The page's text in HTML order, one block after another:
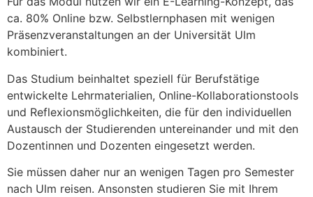
ca. 80% Online bzw. Selbstlernphasen mit wenigen
Präsenzveranstaltungen an der Universität Ulm
kombiniert.
Das Studium beinhaltet speziell für Berufstätige
entwickelte Lehrmaterialien, Online-Kollaborationstools
und Reflexionsmöglichkeiten, die für den individuellen
Austausch der Studierenden untereinander und mit den
Dozentinnen und Dozenten eingesetzt werden.
Sie müssen daher nur an wenigen Tagen pro Semester
nach Ulm reisen. Ansonsten studieren Sie mit Ihrem